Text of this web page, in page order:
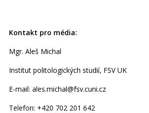
Kontakt pro média:
Mgr. Aleš Michal
Institut politologických studií, FSV UK
E-mail: ales.michal@fsv.cuni.cz
Telefon: +420 702 201 642